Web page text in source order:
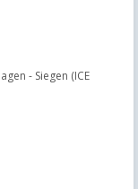
- Siegen (ICE